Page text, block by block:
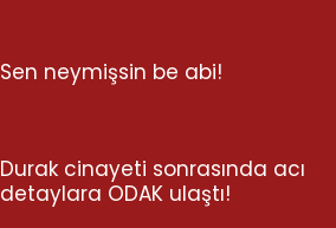
Sen neymişsin be abi!
Durak cinayeti sonrasında acı
detaylara ODAK ulaştı!